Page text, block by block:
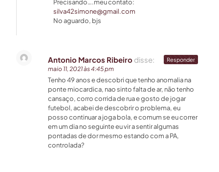
Precisando….meu contato:
silva42simone@gmail.com
No aguardo, bjs
Antonio Marcos Ribeiro disse:
maio 11, 2021 às 4:45 pm
Tenho 49 anos e descobri que tenho anomalia na
ponte miocardica, nao sinto falta de ar, não tenho
cansaço, corro corrida de rua e gosto de jogar
futebol, acabei de descobrir o problema, eu
posso continuar a joga bola, e comum se eu correr
em um dia no seguinte eu vir a sentir algumas
pontadas de dor mesmo estando com a PA,
controlada?
Responder